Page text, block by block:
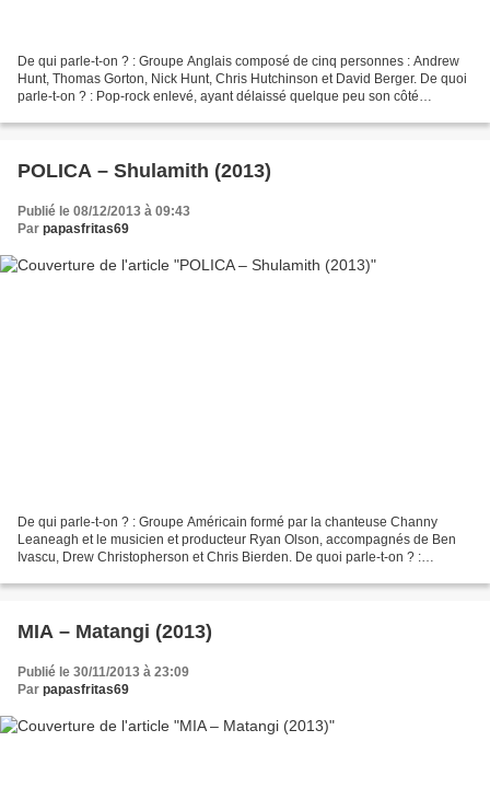
De qui parle-t-on ? : Groupe Anglais composé de cinq personnes : Andrew
Hunt, Thomas Gorton, Nick Hunt, Chris Hutchinson et David Berger. De quoi
parle-t-on ? : Pop-rock enlevé, ayant délaissé quelque peu son côté
POLICA – Shulamith (2013)
Publié le 08/12/2013 à 09:43
Par papasfritas69
De qui parle-t-on ? : Groupe Américain formé par la chanteuse Channy
Leaneagh et le musicien et producteur Ryan Olson, accompagnés de Ben
Ivascu, Drew Christopherson et Chris Bierden. De quoi parle-t-on ? :
MIA – Matangi (2013)
Publié le 30/11/2013 à 23:09
Par papasfritas69